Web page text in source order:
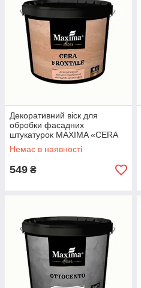
Декоративний віск для
обробки фасадних
штукатурок MAXIMA «CERA
FRONTALE» (1 кг)
Немає в наявності
549 ₴